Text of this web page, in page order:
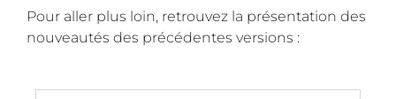
Pour aller plus loin, retrouvez la présentation des
nouveautés des précédentes versions :